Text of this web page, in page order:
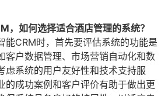
，如何选择适合酒店管理的系统？
能CRM时，首先要评估系统的功能是
客户数据管理、市场营销自动化和数
虑系统的用户友好性和技术支持服
的成功案例和客户评价有助于做出更